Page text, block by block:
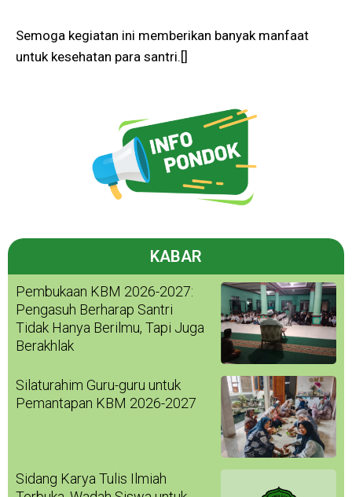
Semoga kegiatan ini memberikan banyak manfaat
untuk kesehatan para santri.[]
KABAR
Pembukaan KBM 2026-2027:
Pengasuh Berharap Santri
Tidak Hanya Berilmu, Tapi Juga
Berakhlak
Silaturahim Guru-guru untuk
Pemantapan KBM 2026-2027
Sidang Karya Tulis Ilmiah